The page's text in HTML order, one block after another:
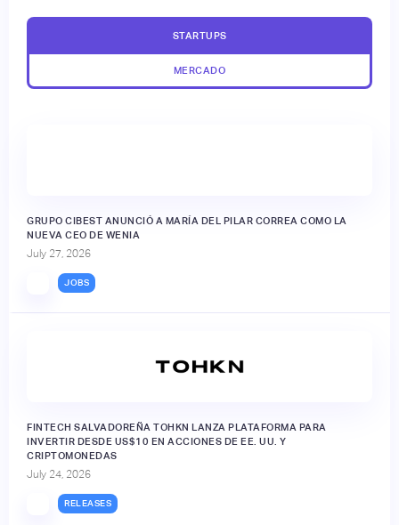
STARTUPS
MERCADO
GRUPO CIBEST ANUNCIÓ A MARÍA DEL PILAR CORREA COMO LA
NUEVA CEO DE WENIA
July 27, 2026
JOBS
FINTECH SALVADOREÑA TOHKN LANZA PLATAFORMA PARA
INVERTIR DESDE US$10 EN ACCIONES DE EE. UU. Y
CRIPTOMONEDAS
July 24, 2026
RELEASES